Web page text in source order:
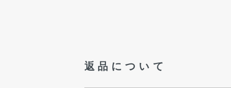
返品について